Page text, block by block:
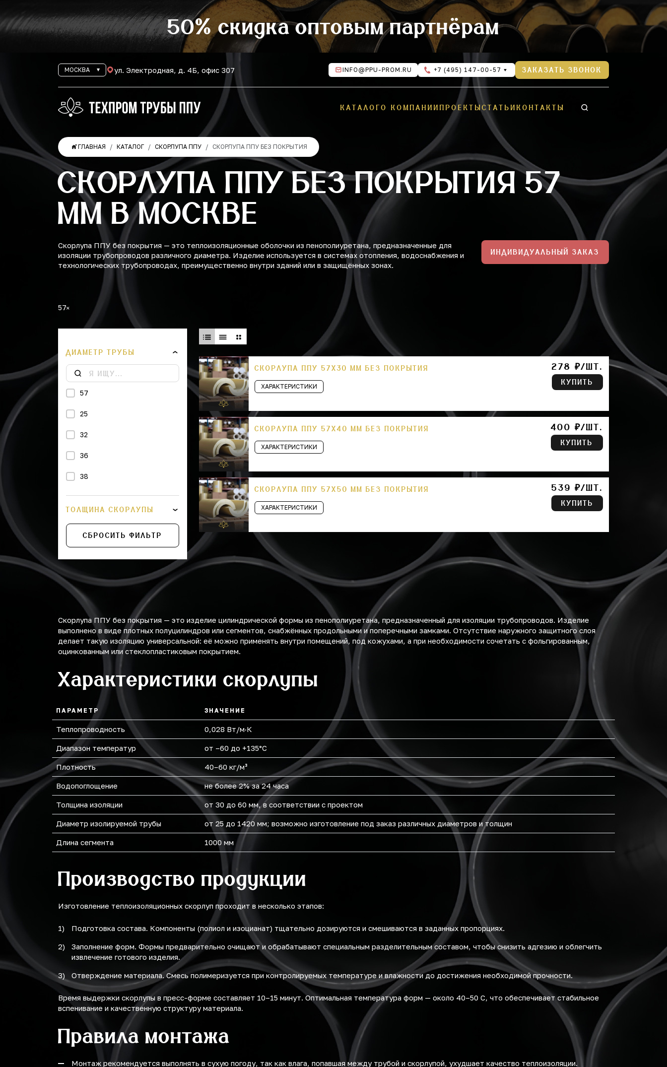
50% скидка оптовым партнёрам
МОСКВА ул. Электродная, д. 4Б, офис 307 INFO@PPU-PROM.RU +7 (495) 147-00-57 ЗАКАЗАТЬ ЗВОНОК
КАТАЛОГО КОМПАНИИ ПРОЕКТЫСТАТЬИ КОНТАКТЫ
ГЛАВНАЯ КАТАЛОГ СКОРЛУПА ППУ СКОРЛУПА ППУ БЕЗ ПОКРЫТИЯ
СКОРЛУПА ППУ БЕЗ ПОКРЫТИЯ 57
ММ В МОСКВЕ
Скорлупа ППУ без покрытия — это теплоизоляционные оболочки из пенополиуретана, предназначенные для
изоляции трубопроводов различного диаметра. Изделие используется в системах отопления, водоснабжения и
технологических трубопроводах, преимущественно внутри зданий или в защищённых зонах.
ИНДИВИДУАЛЬНЫЙ ЗАКАЗ
57
ДИАМЕТР ТРУБЫ
57
25
32
36
38
43
48
76
89
108
114
133
219
ТОЛЩИНА СКОРЛУПЫ
СБРОСИТЬ ФИЛЬТР
СКОРЛУПА ППУ 57Х30 ММ БЕЗ ПОКРЫТИЯ
ХАРАКТЕРИСТИКИ
278 ₽/ШТ.
КУПИТЬ
СКОРЛУПА ППУ 57Х40 ММ БЕЗ ПОКРЫТИЯ
ХАРАКТЕРИСТИКИ
400 ₽/ШТ.
КУПИТЬ
СКОРЛУПА ППУ 57Х50 ММ БЕЗ ПОКРЫТИЯ
ХАРАКТЕРИСТИКИ
539 ₽/ШТ.
КУПИТЬ
Скорлупа ППУ без покрытия — это изделие цилиндрической формы из пенополиуретана, предназначенный для изоляции трубопроводов. Изделие
выполнено в виде плотных полуцилиндров или сегментов, снабжённых продольными и поперечными замками. Отсутствие наружного защитного слоя
делает такую изоляцию универсальной: её можно применять внутри помещений, под кожухами, а при необходимости сочетать с фольгированным,
оцинкованным или стеклопластиковым покрытием.
Характеристики скорлупы
ПАРАМЕТР ЗНАЧЕНИЕ
Теплопроводность 0,028 Вт/м·К
Диапазон температур от –60 до +135°C
Плотность 40–60 кг/м³
Водопоглощение не более 2% за 24 часа
Толщина изоляции от 30 до 60 мм, в соответствии с проектом
Диаметр изолируемой трубы от 25 до 1420 мм; возможно изготовление под заказ различных диаметров и толщин
Длина сегмента 1000 мм
Производство продукции
Изготовление теплоизоляционных скорлуп проходит в несколько этапов:
Подготовка состава. Компоненты (полиол и изоцианат) тщательно дозируются и смешиваются в заданных пропорциях.
Заполнение форм. Формы предварительно очищают и обрабатывают специальным разделительным составом, чтобы снизить адгезию и облегчить
извлечение готового изделия.
Отверждение материала. Смесь полимеризуется при контролируемых температуре и влажности до достижения необходимой прочности.
Время выдержки скорлупы в пресс-форме составляет 10–15 минут. Оптимальная температура форм — около 40–50 C, что обеспечивает стабильное
вспенивание и качественную структуру материала.
Правила монтажа
Монтаж рекомендуется выполнять в сухую погоду, так как влага, попавшая между трубой и скорлупой, ухудшает качество теплоизоляции.